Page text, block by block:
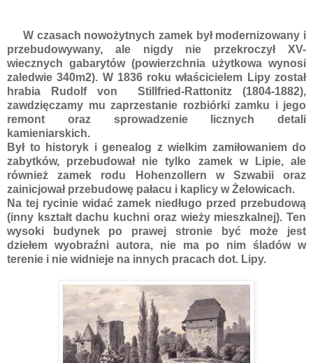
W czasach nowożytnych zamek był modernizowany i
przebudowywany, ale nigdy nie przekroczył XV-
wiecznych gabarytów (powierzchnia użytkowa wynosi
zaledwie 340m2). W 1836 roku właścicielem Lipy został
hrabia Rudolf von Stillfried-Rattonitz (1804-1882),
zawdzięczamy mu zaprzestanie rozbiórki zamku i jego
remont oraz sprowadzenie licznych detali
kamieniarskich.
Był to historyk i genealog z wielkim zamiłowaniem do
zabytków, przebudował nie tylko zamek w Lipie, ale
również zamek rodu Hohenzollern w Szwabii oraz
zainicjował przebudowę pałacu i kaplicy w Żelowicach.
Na tej rycinie widać zamek niedługo przed przebudową
(inny kształt dachu kuchni oraz wieży mieszkalnej). Ten
wysoki budynek po prawej stronie być może jest
dziełem wyobraźni autora, nie ma po nim śladów w
terenie i nie widnieje na innych pracach dot. Lipy.